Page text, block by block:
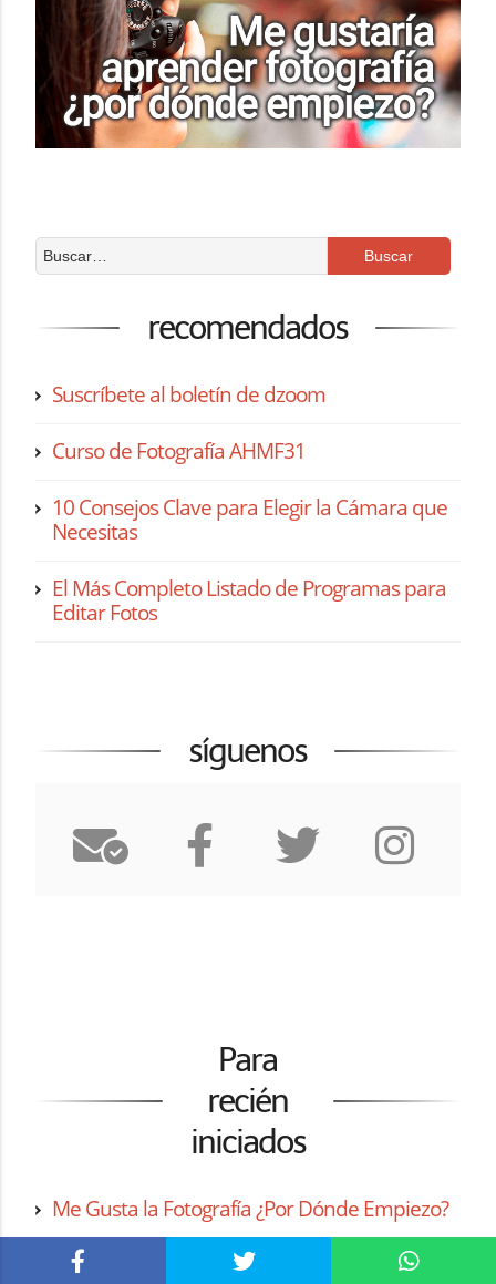
recomendados
Suscríbete al boletín de dzoom
Curso de Fotografía AHMF31
10 Consejos Clave para Elegir la Cámara que
Necesitas
El Más Completo Listado de Programas para
Editar Fotos
síguenos
Para
recién
iniciados
Me Gusta la Fotografía ¿Por Dónde Empiezo?
Aprende a Hacer Mejores Fotos en 31 Días